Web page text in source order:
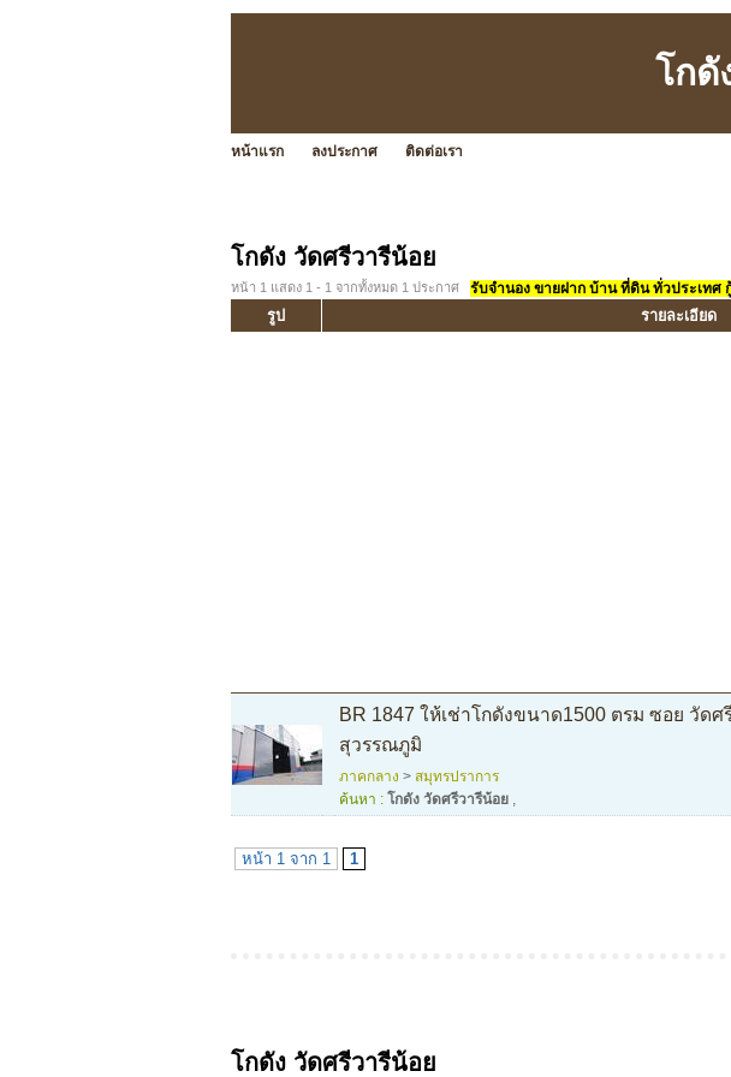
โกดั
หน้าแรก ลงประกาศ ติดต่อเรา
โกดัง วัดศรีวารีน้อย
หน้า 1 แสดง 1 - 1 จากทั้งหมด 1 ประกาศ รับจำนอง ขายฝาก บ้าน ที่ดิน ทั่วประเทศ
รูป รายละเอียด
BR 1847 ให้เช่าโกดังขนาด1500 ตรม ซอย วัด
สุวรรณภูมิ
ภาคกลาง > สมุทรปราการ
ค้นหา : โกดัง วัดศรีวารีน้อย ,
หน้า 1 จาก 1 1
โกดัง วัดศรีวารีน้อย